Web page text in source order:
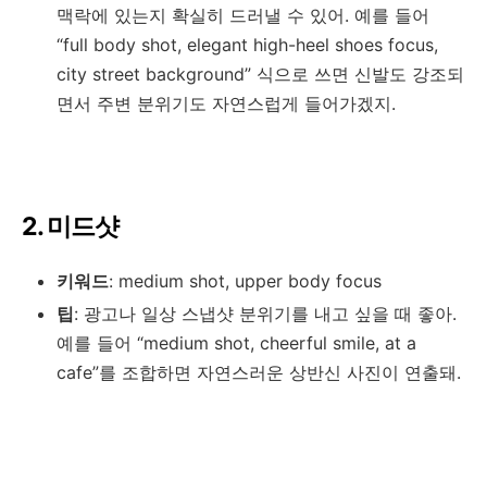
맥락에 있는지 확실히 드러낼 수 있어. 예를 들어
“full body shot, elegant high-heel shoes focus,
city street background” 식으로 쓰면 신발도 강조되
면서 주변 분위기도 자연스럽게 들어가겠지.
2. 미드샷
키워드: medium shot, upper body focus
팁: 광고나 일상 스냅샷 분위기를 내고 싶을 때 좋아.
예를 들어 “medium shot, cheerful smile, at a
cafe”를 조합하면 자연스러운 상반신 사진이 연출돼.